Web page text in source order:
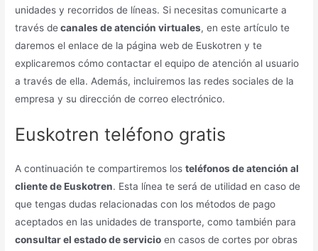
unidades y recorridos de líneas. Si necesitas comunicarte a
través decanales de atención virtuales, en este artículo te
daremos el enlace de la página web de Euskotren y te
explicaremos cómo contactar el equipo de atención al usuario
a través de ella. Además, incluiremos las redes sociales de la
empresa y su dirección de correo electrónico.
Euskotren teléfono gratis
A continuación te compartiremos losteléfonos de atención al
cliente de Euskotren. Esta línea te será de utilidad en caso de
que tengas dudas relacionadas con los métodos de pago
aceptados en las unidades de transporte, como también para
consultar el estado de servicio en casos de cortes por obras